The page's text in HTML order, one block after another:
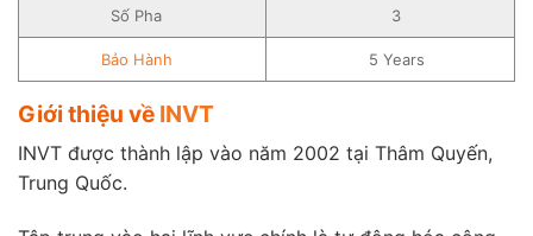
Số Pha 3
Bảo Hành 5 Years
Giới thiệu về INVT
INVT được thành lập vào năm 2002 tại Thâm Quyến,
Trung Quốc.